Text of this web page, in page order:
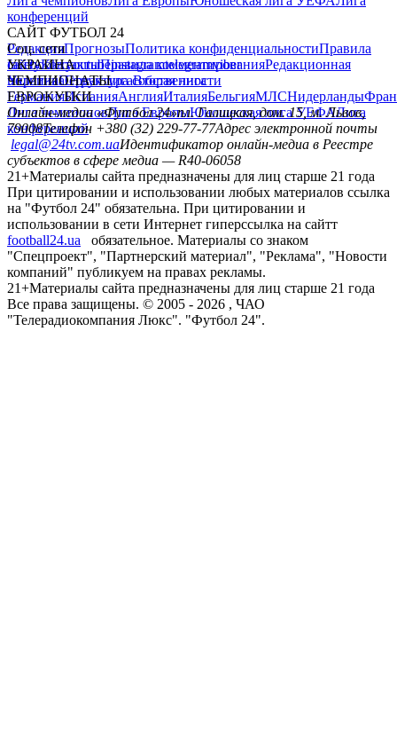
конференций
САЙТ ФУТБОЛ 24
РедакцияПрогнозыПолитика конфиденциальностиПравила
сайтуКонтактыПравила комментированияРедакционная
политикаСтруктура собственности
Соц. сети
facebookxyoutubeinstagramtelegramviber
УКРАИНА
УкраинаПервая лигаВторая лига
ЧЕМПИОНАТЫ
ГерманияИспанияАнглияИталияБельгияМЛСНидерланды
ЕВРОКУБКИ
Лига чемпионовЛига ЕвропыЮношеская лига УЕФАЛига
конференций
Онлайн-медиа «Футбол 24»пл. Галицкая, дом. 15, м. Львов,
79008Телефон +380 (32) 229-77-77Адрес электронной почты
legal@24tv.com.uaИдентификатор онлайн-медиа в Реестре
субъектов в сфере медиа — R40-06058
21+Материалы сайта предназначены для лиц старше 21 года
При цитировании и использовании любых материалов ссылка
на "Футбол 24" обязательна. При цитировании и
использовании в сети Интернет гиперссылка на сайтт
football24.ua
обязательное. Материалы со знаком
"Спецпроект", "Партнерский материал", "Реклама", "Новости
компаний" публикуем на правах рекламы.
21+Материалы сайта предназначены для лиц старше 21 года
Все права защищены. © 2005 - 2026 , ЧАО
"Телерадиокомпания Люкс". "Футбол 24".